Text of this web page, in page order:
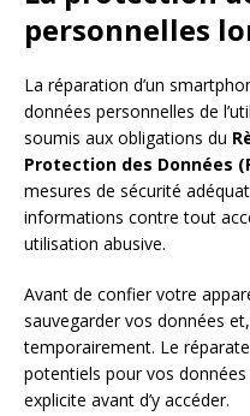
personnelles
La réparation d’un
données personnelles de
soumis aux obligations du
Protection des Données
mesures de sécurité
informations contre tout
utilisation abusive.
Avant de confier votre
sauvegarder vos données
temporairement. Le
potentiels pour vos
explicite avant d’y accéder.